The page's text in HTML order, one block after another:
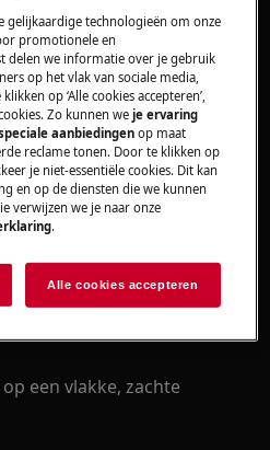
en gesloten
zelfreparatie of niet-
kan hebben voor
correct wordt uitgevoerd.
een vlakke, zachte
gelijkaardige technologieën om onze
promotionele en
delen we informatie over je gebruik
op het vlak van sociale media,
op ‘Alle cookies accepteren’,
Zo kunnen weje ervaring
aanbiedingenop maat
reclame tonen. Door te klikken op
je niet-essentiële cookies. Dit kan
en op de diensten die we kunnen
verwijzen we je naar onze
.
Alle cookies accepteren